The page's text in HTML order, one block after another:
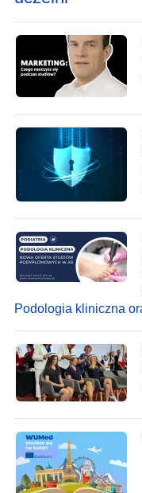
Podologia kliniczna